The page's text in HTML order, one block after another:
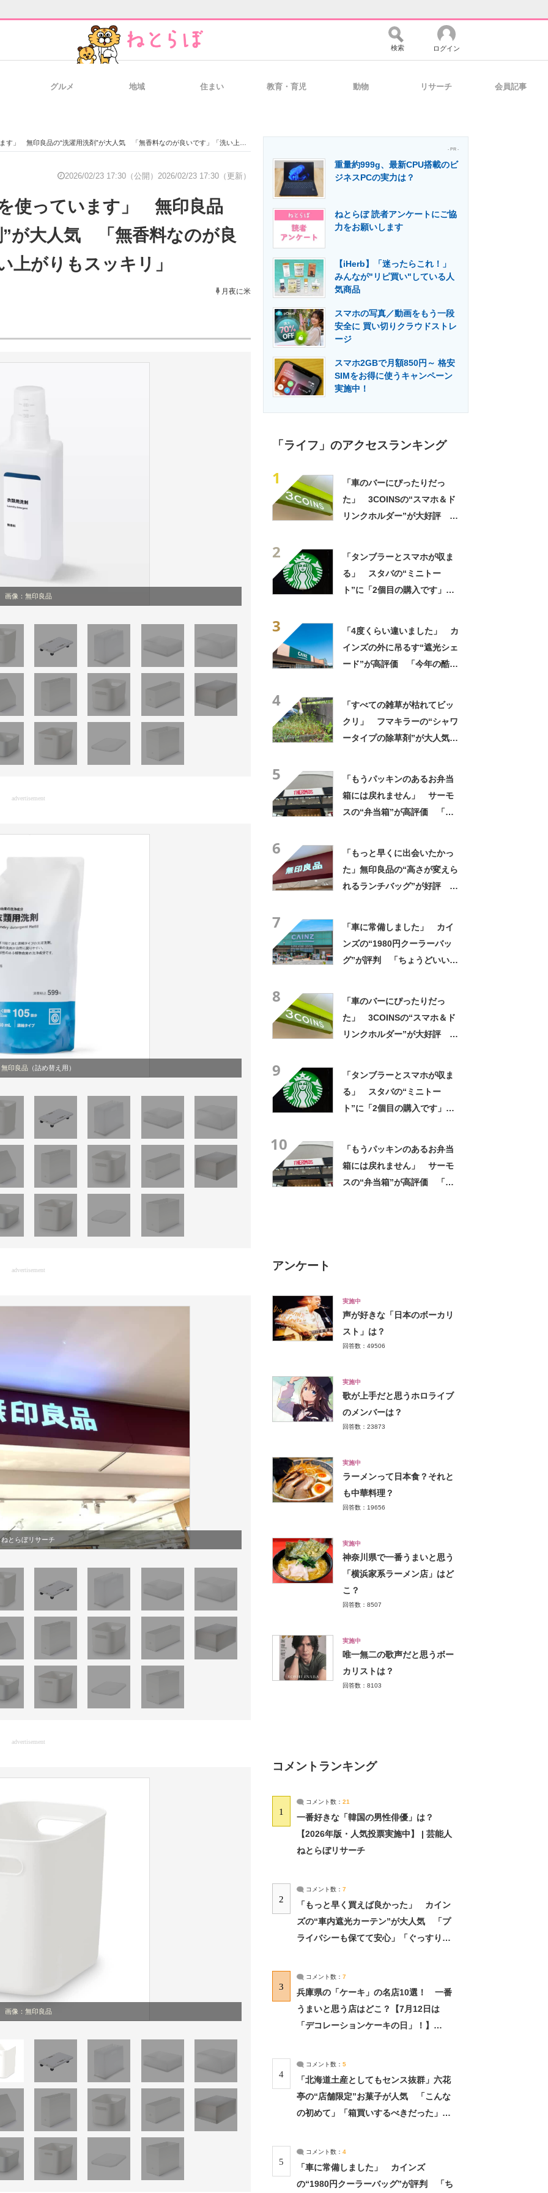
経営リーダーのコミュニティ マーケ×ITの今がよく分かる
の総合サイト IT製品の技術・比較・事例 製造業のIT導入・活用を支援
エネルギーの専門メディア 建設×テクノロジーの最前線
検索 ログイン
グルメ 地域 住まい 教育・育児 動物 リサーチ 会員記事
無印良品の“洗濯用洗剤”が大人気 「無香料なのが良いです」「洗い上がりもスッキリ」
2026/02/23 17:30（公開） 2026/02/23 17:30（更新）
使っています」 無印良品
”が大人気 「無香料なのが良
上がりもスッキリ」
月夜に米
画像：無印良品
advertisement
印良品 （詰め替え用）
advertisement
ねとらぼリサーチ
advertisement
画像：無印良品
- PR -
重量約999g、最新CPU搭載のビ
ジネスPCの実力は？
ねとらぼ 読者アンケートにご協
力をお願いします
【iHerb】「迷ったらこれ！」
みんなが"リピ買い"している人
気商品
スマホの写真／動画をもう一段
安全に 買い切りクラウドストレ
ージ
スマホ2GBで月額850円～ 格安
SIMをお得に使うキャンペーン
実施中！
「ライフ」のアクセスランキング
1
「車のバーにぴったりだっ
た」 3COINSの“スマホ＆ド
リンクホルダー”が大好評
2
「タンブラーとスマホが収ま
る」 スタバの“ミニトー
ト”に「2個目の購入です」
3
「4度くらい違いました」 カ
インズの外に吊るす“遮光シェ
ード”が高評価 「今年の酷暑
4
「すべての雑草が枯れてビッ
クリ」 フマキラーの“シャワ
ータイプの除草剤”が大人気
5
「もうパッキンのあるお弁当
箱には戻れません」 サーモ
スの“弁当箱”が高評価 「想
6
「もっと早くに出会いたかっ
た」無印良品の“高さが変えら
れるランチバッグ”が好評
7
「車に常備しました」 カイ
ンズの“1980円クーラーバッ
グ”が評判 「ちょうどいい大
8
「車のバーにぴったりだっ
た」 3COINSの“スマホ＆ド
リンクホルダー”が大好評
9
「タンブラーとスマホが収ま
る」 スタバの“ミニトー
ト”に「2個目の購入です」
10
「もうパッキンのあるお弁当
箱には戻れません」 サーモ
スの“弁当箱”が高評価 「想
アンケート
実施中
声が好きな「日本のボーカリ
スト」は？
回答数：49506
実施中
歌が上手だと思うホロライブ
のメンバーは？
回答数：23873
実施中
ラーメンって日本食？それと
も中華料理？
回答数：19656
実施中
神奈川県で一番うまいと思う
「横浜家系ラーメン店」はど
こ？
回答数：8507
実施中
唯一無二の歌声だと思うボー
カリストは？
回答数：8103
コメントランキング
1
コメント数： 21
一番好きな「韓国の男性俳優」は？
【2026年版・人気投票実施中】 | 芸能人
ねとらぼリサーチ
2
コメント数： 7
「もっと早く買えば良かった」 カイン
ズの“車内遮光カーテン”が大人気 「プ
ライバシーも保てて安心」「ぐっすり眠
3
コメント数： 7
兵庫県の「ケーキ」の名店10選！ 一番
うまいと思う店はどこ？【7月12日は
「デコレーションケーキの日」！】
4
コメント数： 5
「北海道土産としてもセンス抜群」六花
亭の“店舗限定”お菓子が人気 「こんな
の初めて」「箱買いするべきだった」
5
コメント数： 4
「車に常備しました」 カインズ
の“1980円クーラーバッグ”が評判 「ち